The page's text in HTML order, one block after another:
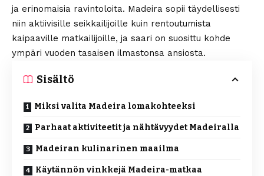
ja erinomaisia ravintoloita. Madeira sopii täydellisesti
niin aktiivisille seikkailijoille kuin rentoutumista
kaipaaville matkailijoille, ja saari on suosittu kohde
ympäri vuoden tasaisen ilmastonsa ansiosta.
Sisältö
Miksi valita Madeira lomakohteeksi
Parhaat aktiviteetit ja nähtävyydet Madeiralla
Madeiran kulinarinen maailma
Käytännön vinkkejä Madeira-matkaa